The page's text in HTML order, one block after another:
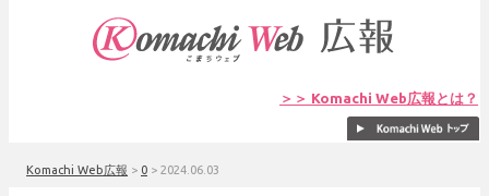
＞＞ Komachi Web広報とは？
Komachi Web広報 > 0 > 2024.06.03